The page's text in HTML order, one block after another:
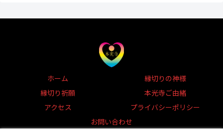
ホーム
縁切りの神様
縁切り祈願
本光寺ご由緒
アクセス
プライバシーポリシー
お問い合わせ